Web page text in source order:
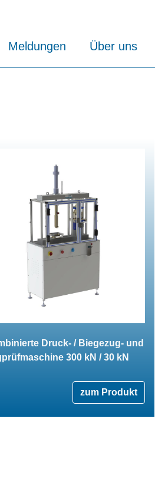
Meldungen Über uns
Druck- / Biegezug- und
300 kN / 30 kN
zum Produkt